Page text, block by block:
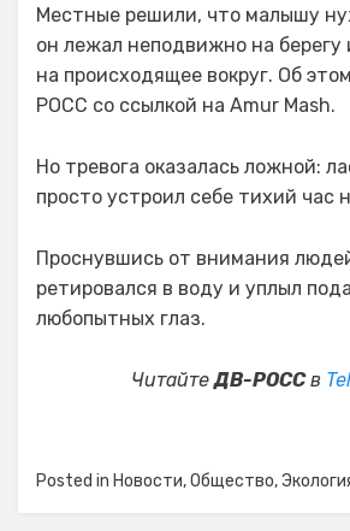
Местные решили, что малышу
он лежал неподвижно на берегу
на происходящее вокруг. Об
РОСС со ссылкой на Amur Mash.
Но тревога оказалась ложной:
просто устроил себе тихий час
Проснувшись от внимания
ретировался в воду и уплыл
любопытных глаз.
ЧитайтеДВ-РОССв
Posted in Новости,Общество,